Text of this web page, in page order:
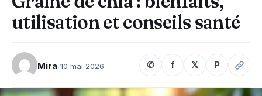
utilisation et conseils santé
Mira 10 mai 2026 ✆ f 𝕏 P